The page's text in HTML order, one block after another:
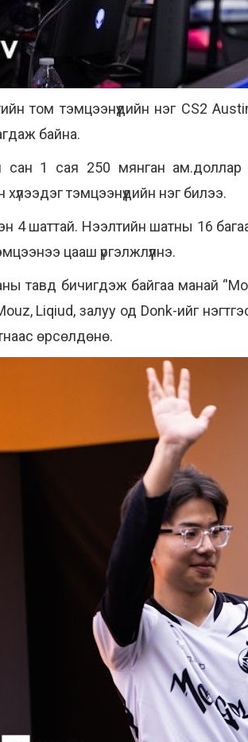
том тэмцээнүүдийн нэг CS2
байна.
сан 1 сая 250 мянган
тэмцээнүүдийн нэг билээ.
4 шаттай. Нээлтийн шатны 16
цааш үргэлжлүүлнэ.
тавд бичигдэж байгаа манай
Liqiud, залуу од Donk-ийг
өрсөлдөнө.